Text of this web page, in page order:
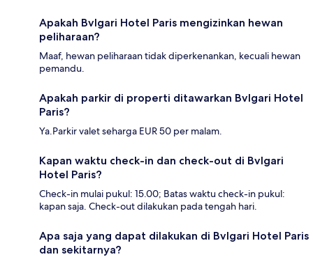
Apakah Bvlgari Hotel Paris mengizinkan hewan
peliharaan?
Maaf, hewan peliharaan tidak diperkenankan, kecuali hewan
pemandu.
Apakah parkir di properti ditawarkan Bvlgari Hotel
Paris?
Ya.Parkir valet seharga EUR 50 per malam.
Kapan waktu check-in dan check-out di Bvlgari
Hotel Paris?
Check-in mulai pukul: 15.00; Batas waktu check-in pukul:
kapan saja. Check-out dilakukan pada tengah hari.
Apa saja yang dapat dilakukan di Bvlgari Hotel Paris
dan sekitarnya?